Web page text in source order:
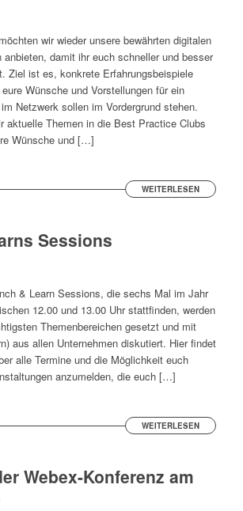
wir wieder unsere bewährten digitalen
anbieten, damit ihr euch schneller und besser
Ziel ist es, konkrete Erfahrungsbeispiele
Wünsche und Vorstellungen für ein
Netzwerk sollen im Vordergrund stehen.
aktuelle Themen in die Best Practice Clubs
Wünsche und […]
WEITERLESEN
Sessions
& Learn Sessions, die sechs Mal im Jahr
12.00 und 13.00 Uhr stattfinden, werden
Themenbereichen gesetzt und mit
aus allen Unternehmen diskutiert. Hier findet
alle Termine und die Möglichkeit euch
anzumelden, die euch […]
WEITERLESEN
Webex-Konferenz am